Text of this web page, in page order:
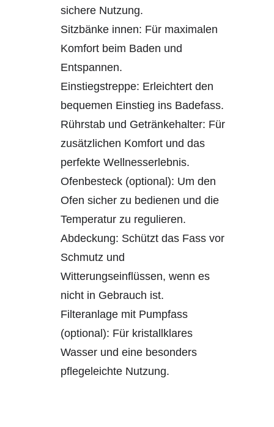
sichere Nutzung.
Sitzbänke innen: Für maximalen
Komfort beim Baden und
Entspannen.
Einstiegstreppe: Erleichtert den
bequemen Einstieg ins Badefass.
Rührstab und Getränkehalter: Für
zusätzlichen Komfort und das
perfekte Wellnesserlebnis.
Ofenbesteck (optional): Um den
Ofen sicher zu bedienen und die
Temperatur zu regulieren.
Abdeckung: Schützt das Fass vor
Schmutz und
Witterungseinflüssen, wenn es
nicht in Gebrauch ist.
Filteranlage mit Pumpfass
(optional): Für kristallklares
Wasser und eine besonders
pflegeleichte Nutzung.